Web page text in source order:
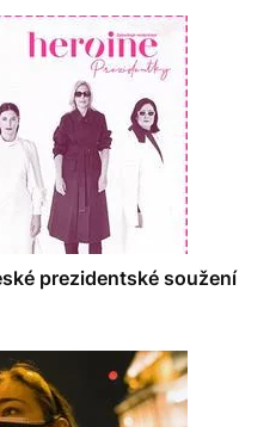
prezidentské soužení